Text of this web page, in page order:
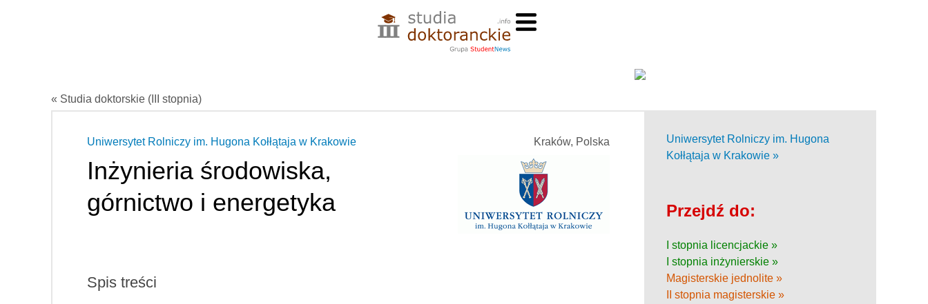
« Studia doktorskie (III stopnia)
Kraków, Polska
Uniwersytet Rolniczy im. Hugona Kołłątaja w Krakowie
Inżynieria środowiska,
górnictwo i energetyka
Spis treści
Uniwersytet Rolniczy im. Hugona
Kołłątaja w Krakowie »
Przejdź do:
I stopnia licencjackie »
I stopnia inżynierskie »
Magisterskie jednolite »
II stopnia magisterskie »